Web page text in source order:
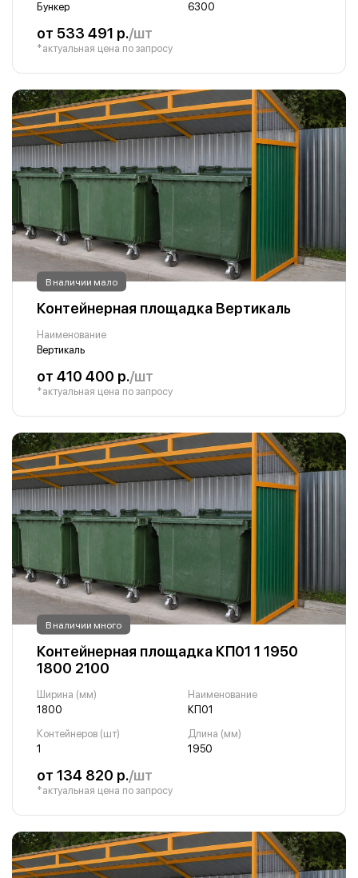
Бункер
6300
от 533 491 р./шт
*актуальная цена по запросу
В наличии мало
Контейнерная площадка Вертикаль
Наименование
Вертикаль
от 410 400 р./шт
*актуальная цена по запросу
В наличии много
Контейнерная площадка КП01 1 1950
1800 2100
Ширина (мм)
1800
Наименование
КП01
Контейнеров (шт)
1
Длина (мм)
1950
от 134 820 р./шт
*актуальная цена по запросу